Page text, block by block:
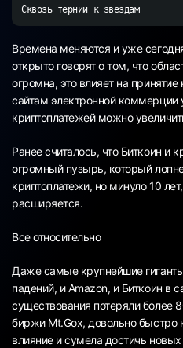
Сквозь тернии к звездам
Времена меняются и уже
открыто говорят о том, что
огромна, это влияет на
сайтам электронной коммерции
криптоплатежей можно
Ранее считалось, что Биткоин и
огромный пузырь, который
криптоплатежи, но минуло 10
расширяется.
Все относительно
Даже самые крупнейшие
падений, и Amazon, и Биткоин в
существования потеряли более
биржи Mt.Gox, довольно быстро
влияние и сумела достичь новых